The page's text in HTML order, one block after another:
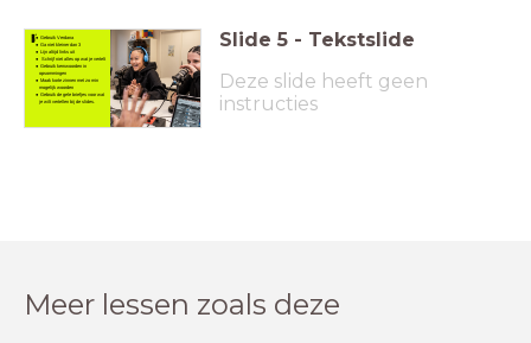
Gebruik Verdana
Ga niet kleiner dan 3
Lijn altijd links uit
Schrijf niet alles op wat je vertelt
Gebruik kernwoorden in
opsommingen
Maak korte zinnen met zo min
mogelijk woorden
Gebruik de gele briefjes voor wat
je wilt vertellen bij de slides.
Slide 5 - Tekstslide
Deze slide heeft geen
instructies
Meer lessen zoals deze